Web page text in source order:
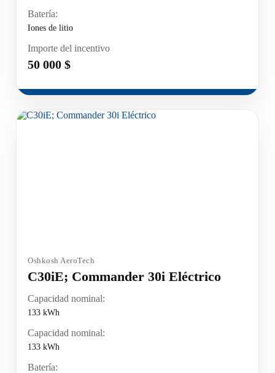
Batería:
Iones de litio
Importe del incentivo
50 000 $
Oshkosh AeroTech
C30iE; Commander 30i Eléctrico
Capacidad nominal:
133 kWh
Capacidad nominal:
133 kWh
Batería: